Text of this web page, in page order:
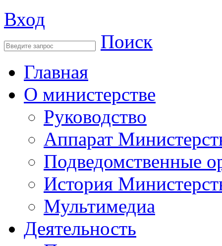
Вход
Поиск
Главная
О министерстве
Руководство
Аппарат
Подведомственные
История
Мультимедиа
Деятельность